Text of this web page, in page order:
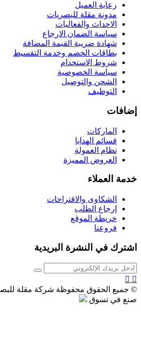
رعاية العميل
مدونة مقلة للبصريات
الاحداث والفعاليات
سياسة الضمان الارجاع
شهادة ضريبة القيمة المضافة
بطاقات الخصم وخدمة التقسيط
شروط الاستخدام
سياسة الخصوصية
الشحن والتوصيل
التوظيف
إضافات
الماركات
قسائم الهدايا
نظام العمولة
العروض المميزة
خدمة العملاء
الشكاوى والاقتراحات
إرجاع الطلب
خريطة الموقع
فروعنا
اشترك في النشرة البريدية
© جميع الحقوق محفوظة شركة مقلة
صنع في تسوق